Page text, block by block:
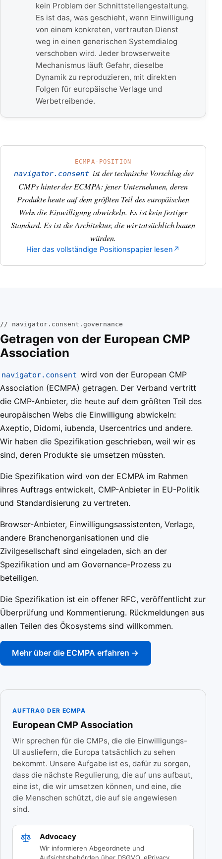
kein Problem der Schnittstellengestaltung.
Es ist das, was geschieht, wenn Einwilligung
von einem konkreten, vertrauten Dienst
weg in einen generischen Systemdialog
verschoben wird. Jeder browserweite
Mechanismus läuft Gefahr, dieselbe
Dynamik zu reproduzieren, mit direkten
Folgen für europäische Verlage und
Werbetreibende.
ECMPA-POSITION
navigator.consent ist der technische Vorschlag der
CMPs hinter der ECMPA: jener Unternehmen, deren
Produkte heute auf dem größten Teil des europäischen
Webs die Einwilligung abwickeln. Es ist kein fertiger
Standard. Es ist die Architektur, die wir tatsächlich bauen
würden.
Hier das vollständige Positionspapier lesen ↗
// navigator.consent.governance
Getragen von der European CMP
Association
navigator.consent wird von der European CMP
Association (ECMPA) getragen. Der Verband vertritt
die CMP-Anbieter, die heute auf dem größten Teil des
europäischen Webs die Einwilligung abwickeln:
Axeptio, Didomi, iubenda, Usercentrics und andere.
Wir haben die Spezifikation geschrieben, weil wir es
sind, deren Produkte sie umsetzen müssten.
Die Spezifikation wird von der ECMPA im Rahmen
ihres Auftrags entwickelt, CMP-Anbieter in EU-Politik
und Standardisierung zu vertreten.
Browser-Anbieter, Einwilligungsassistenten, Verlage,
andere Branchenorganisationen und die
Zivilgesellschaft sind eingeladen, sich an der
Spezifikation und am Governance-Prozess zu
beteiligen.
Die Spezifikation ist ein offener RFC, veröffentlicht zur
Überprüfung und Kommentierung. Rückmeldungen aus
allen Teilen des Ökosystems sind willkommen.
Mehr über die ECMPA erfahren →
AUFTRAG DER ECMPA
European CMP Association
Wir sprechen für die CMPs, die die Einwilligungs-
UI ausliefern, die Europa tatsächlich zu sehen
bekommt. Unsere Aufgabe ist es, dafür zu sorgen,
dass die nächste Regulierung, die auf uns aufbaut,
eine ist, die wir umsetzen können, und eine, die
die Menschen schützt, die auf sie angewiesen
sind.
Advocacy
Wir informieren Abgeordnete und
Aufsichtsbehörden über DSGVO, ePrivacy,